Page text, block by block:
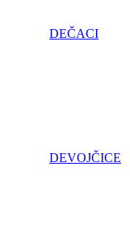
DEČACI
DEVOJČICE